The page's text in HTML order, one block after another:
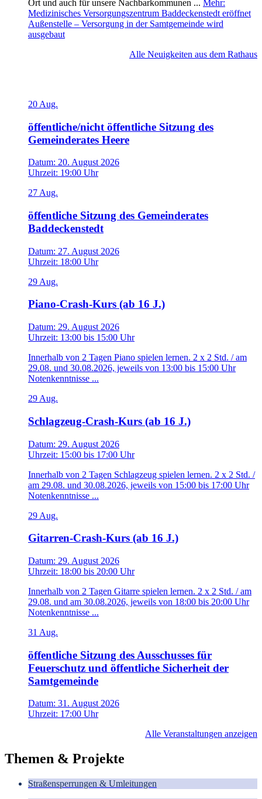
Ort und auch für unsere Nachbarkommunen ... Mehr:
Medizinisches Versorgungszentrum Baddeckenstedt eröffnet
Außenstelle – Versorgung in der Samtgemeinde wird
ausgebaut
Alle Neuigkeiten aus dem Rathaus
20 Aug.
öffentliche/nicht öffentliche Sitzung des
Gemeinderates Heere
Datum: 20. August 2026
Uhrzeit: 19:00 Uhr
27 Aug.
öffentliche Sitzung des Gemeinderates
Baddeckenstedt
Datum: 27. August 2026
Uhrzeit: 18:00 Uhr
29 Aug.
Piano-Crash-Kurs (ab 16 J.)
Datum: 29. August 2026
Uhrzeit: 13:00 bis 15:00 Uhr
Innerhalb von 2 Tagen Piano spielen lernen. 2 x 2 Std. / am
29.08. und 30.08.2026, jeweils von 13:00 bis 15:00 Uhr
Notenkenntnisse ...
29 Aug.
Schlagzeug-Crash-Kurs (ab 16 J.)
Datum: 29. August 2026
Uhrzeit: 15:00 bis 17:00 Uhr
Innerhalb von 2 Tagen Schlagzeug spielen lernen. 2 x 2 Std. /
am 29.08. und 30.08.2026, jeweils von 15:00 bis 17:00 Uhr
Notenkenntnisse ...
29 Aug.
Gitarren-Crash-Kurs (ab 16 J.)
Datum: 29. August 2026
Uhrzeit: 18:00 bis 20:00 Uhr
Innerhalb von 2 Tagen Gitarre spielen lernen. 2 x 2 Std. / am
29.08. und am 30.08.2026, jeweils von 18:00 bis 20:00 Uhr
Notenkenntnisse ...
31 Aug.
öffentliche Sitzung des Ausschusses für
Feuerschutz und öffentliche Sicherheit der
Samtgemeinde
Datum: 31. August 2026
Uhrzeit: 17:00 Uhr
Alle Veranstaltungen anzeigen
Themen & Projekte
Straßensperrungen & Umleitungen